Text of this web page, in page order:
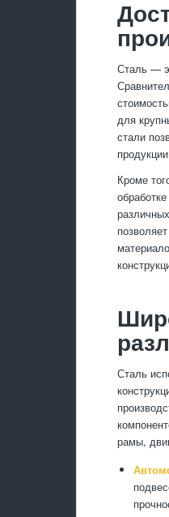
Сталь —
для
стали
Кроме
Сталь
рамы,